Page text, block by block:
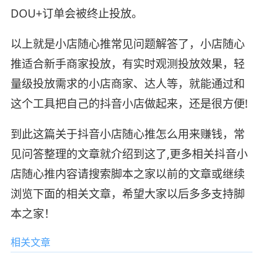
DOU+订单会被终止投放。
以上就是小店随心推常见问题解答了，小店随心
推适合新手商家投放，有实时观测投放效果，轻
量级投放需求的小店商家、达人等，就能通过和
这个工具把自己的抖音小店做起来，还是很方便!
到此这篇关于抖音小店随心推怎么用来赚钱，常
见问答整理的文章就介绍到这了,更多相关抖音小
店随心推内容请搜索脚本之家以前的文章或继续
浏览下面的相关文章，希望大家以后多多支持脚
本之家！
相关文章